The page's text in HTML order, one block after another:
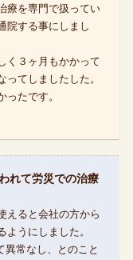
療を専門で扱ってい
院する事にしまし
く３ヶ月もかかって
てしましたした。
たです。
れて労災での治療
えると会社の方から
うにしました。
異常なし、とのこと